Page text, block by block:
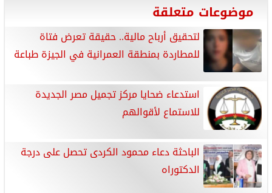
موضوعات متعلقة
لتحقيق أرباح مالية.. حقيقة تعرض فتاة
للمطاردة بمنطقة العمرانية في الجيزة طباعة
استدعاء ضحايا مركز تجميل مصر الجديدة
للاستماع لأقوالهم
الباحثة دعاء محمود الكردى تحصل على درجة
الدكتوراه